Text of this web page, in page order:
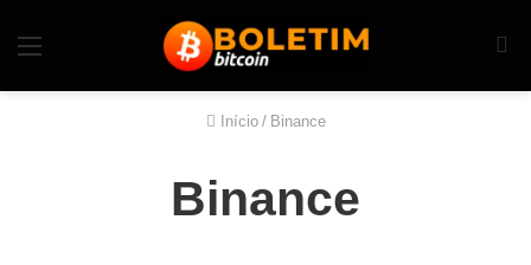
Início / Binance
Binance